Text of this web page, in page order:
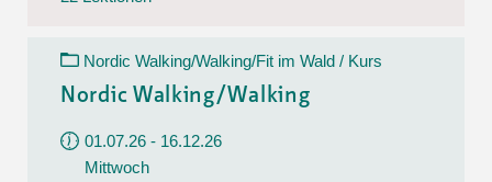
Nordic Walking/Walking/Fit im Wald / Kurs
Nordic Walking/Walking
01.07.26 - 16.12.26
Mittwoch